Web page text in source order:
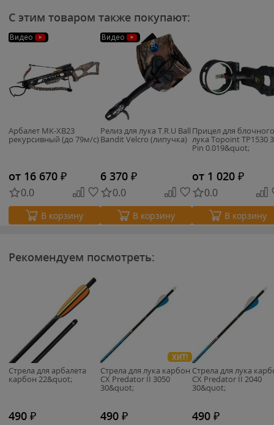
С этим товаром также покупают:
Видео
Арбалет MK-XB23
рекурсивный (до 79м/с)
от 16 670 ₽
0.0
В корзину
Видео
Релиз для лука T.R.U Ball
Bandit Velcro (липучка)
6 370 ₽
0.0
В корзину
Прицел для блочного
лука Topoint TP1530 3
Pin 0.019&quot;
от 1 020 ₽
0.0
В корзину
Рекомендуем посмотреть:
Стрела для арбалета
карбон 22&quot;
490 ₽
ХИТ!
Стрела для лука карбон
CX Predator II 3050
30&quot;
490 ₽
Стрела для лука
CX Predator II 2040
30&quot;
490 ₽